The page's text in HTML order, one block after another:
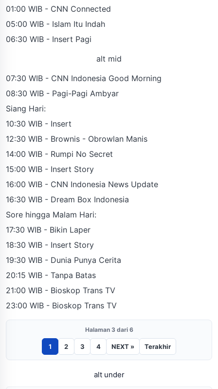
01:00 WIB - CNN Connected
05:00 WIB - Islam Itu Indah
06:30 WIB - Insert Pagi
alt mid
07:30 WIB - CNN Indonesia Good Morning
08:30 WIB - Pagi-Pagi Ambyar
Siang Hari:
10:30 WIB - Insert
12:30 WIB - Brownis - Obrowlan Manis
14:00 WIB - Rumpi No Secret
15:00 WIB - Insert Story
16:00 WIB - CNN Indonesia News Update
16:30 WIB - Dream Box Indonesia
Sore hingga Malam Hari:
17:30 WIB - Bikin Laper
18:30 WIB - Insert Story
19:30 WIB - Dunia Punya Cerita
20:15 WIB - Tanpa Batas
21:00 WIB - Bioskop Trans TV
23:00 WIB - Bioskop Trans TV
Halaman 3 dari 6
1 2 3 4 NEXT » Terakhir
alt under